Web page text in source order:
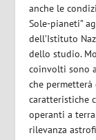
anche le
Sole-pianeti”
dell’Istituto
dello studio.
coinvolti sono
che
caratteristiche
operanti a
rilevanza